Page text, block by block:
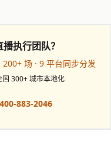
执行团队？
场 · 9 平台同步分发
国 300+ 城市本地化
883-2046